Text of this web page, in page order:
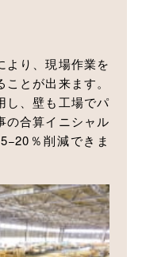
より、現場作業を
とが出来ます。
し、壁も工場でパ
の合算イニシャル
％削減できま